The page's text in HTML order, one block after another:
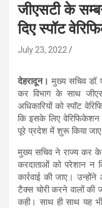
जीएसटी के
दिए स्पॉट
July 23, 2022
देहरादून। मुख्य सचिव डॉ.
कर विभाग के साथ
अधिकारियों को स्पॉट
कि इसके लिए वेरिफिकेशन
पूरे प्रदेश में शुरू किया
मुख्य सचिव ने राज्य कर के
करदाताओं को परेशान न
कार्रवाई की जाए।
टैक्स चोरी करने वालों की
कही। साथ ही साथ यह